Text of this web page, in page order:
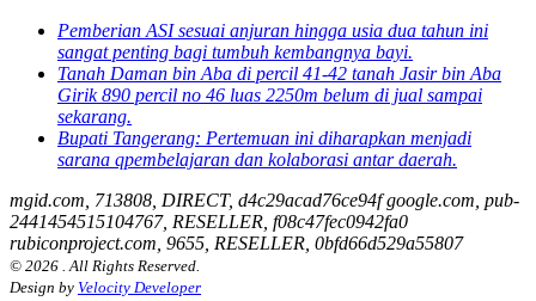
Pemberian ASI sesuai anjuran hingga usia dua tahun ini
sangat penting bagi tumbuh kembangnya bayi.
Tanah Daman bin Aba di percil 41-42 tanah Jasir bin Aba
Girik 890 percil no 46 luas 2250m belum di jual sampai
sekarang.
Bupati Tangerang: Pertemuan ini diharapkan menjadi
sarana qpembelajaran dan kolaborasi antar daerah.
mgid.com, 713808, DIRECT, d4c29acad76ce94f google.com, pub-
2441454515104767, RESELLER, f08c47fec0942fa0
rubiconproject.com, 9655, RESELLER, 0bfd66d529a55807
© 2026 . All Rights Reserved.
Design by Velocity Developer